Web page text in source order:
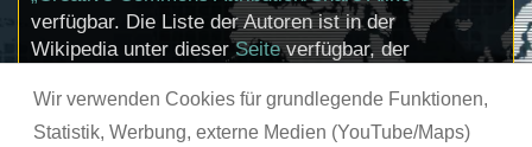
Wir verwenden Cookies für grundlegende Funktionen,
Statistik, Werbung, externe Medien (YouTube/Maps)
verfügbar. Die Liste der Autoren ist in der
Wikipedia unter dieserSeiteverfügbar, der
Informationen zu den Urhebern und zum
Lizenzstatus eingebundener Mediendateien